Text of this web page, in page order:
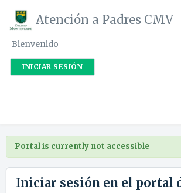
Atención a Padres CMV
Bienvenido
INICIAR SESIÓN
Portal is currently not accessible
Iniciar sesión en el portal